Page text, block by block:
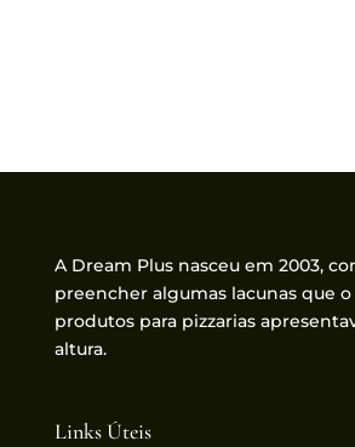
A Dream Plus nasceu em 2003,
preencher algumas lacunas que
produtos para pizzarias
altura.
Links Úteis